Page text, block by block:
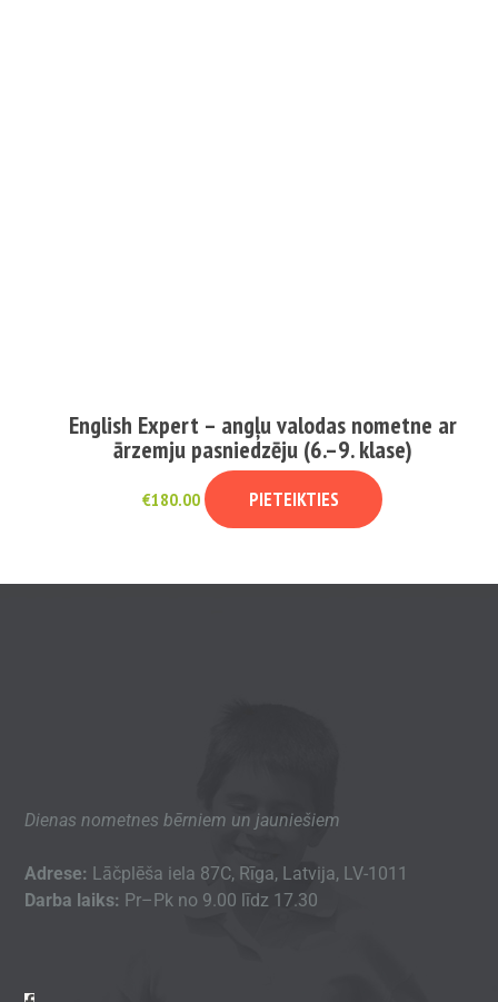
English Expert – angļu valodas nometne ar
ārzemju pasniedzēju (6.–9. klase)
€180.00 PIETEIKTIES
Dienas nometnes bērniem un jauniešiem
Adrese: Lāčplēša iela 87C, Rīga, Latvija, LV-1011
Darba laiks: Pr–Pk no 9.00 līdz 17.30